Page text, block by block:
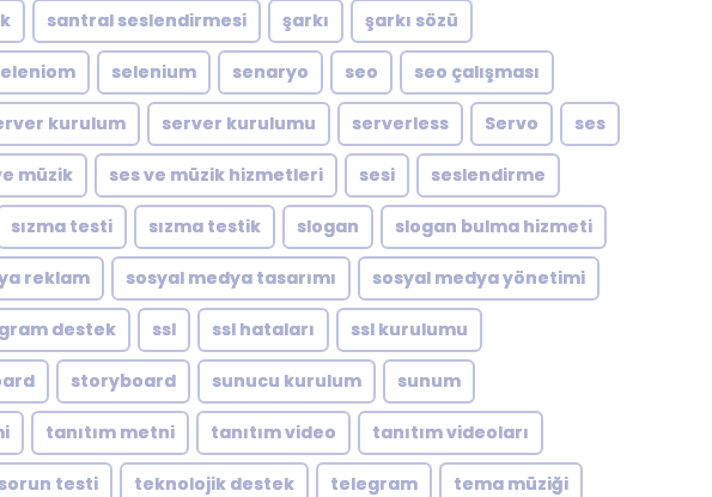
santral seslendirmesi şarkı şarkı sözü
selenium senaryo seo seo çalışması
kurulum server kurulumu serverless Servo ses
müzik ses ve müzik hizmetleri sesi seslendirme
sızma testi sızma testik slogan slogan bulma hizmeti
reklam sosyal medya tasarımı sosyal medya yönetimi
destek ssl ssl hataları ssl kurulumu
storyboard sunucu kurulum sunum
tanıtım metni tanıtım video tanıtım videoları
testi teknolojik destek telegram tema müziği